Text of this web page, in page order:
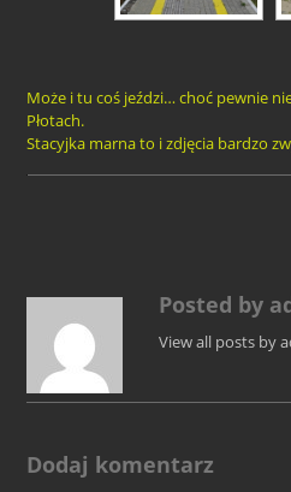
Może i tu coś jeździ… choć pewnie
Płotach.
Stacyjka marna to i zdjęcia bardzo
Posted by
View all posts by
Dodaj komentarz